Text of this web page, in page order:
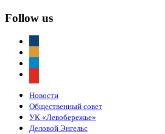
Follow us
Новости
Общественный совет
УК «Левобережье»
Деловой Энгельс